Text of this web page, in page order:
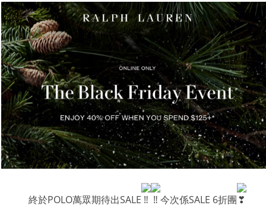
終於POLO萬眾期待出SALE 今次係SALE 6折團